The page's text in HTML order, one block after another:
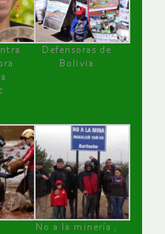
Defensoras de
Bolivia
No a la minería ,